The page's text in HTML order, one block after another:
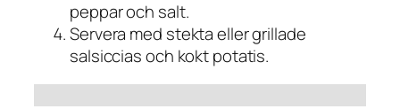
peppar och salt.
Servera med stekta eller grillade
salsiccias och kokt potatis.